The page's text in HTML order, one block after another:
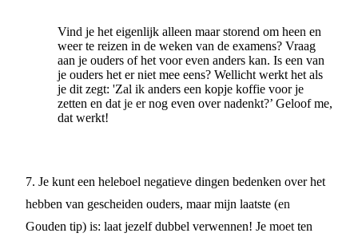
Vind je het eigenlijk alleen maar storend om heen en
weer te reizen in de weken van de examens? Vraag
aan je ouders of het voor even anders kan. Is een van
je ouders het er niet mee eens? Wellicht werkt het als
je dit zegt: 'Zal ik anders een kopje koffie voor je
zetten en dat je er nog even over nadenkt?’ Geloof me,
dat werkt!
7. Je kunt een heleboel negatieve dingen bedenken over het
hebben van gescheiden ouders, maar mijn laatste (en
Gouden tip) is: laat jezelf dubbel verwennen! Je moet ten